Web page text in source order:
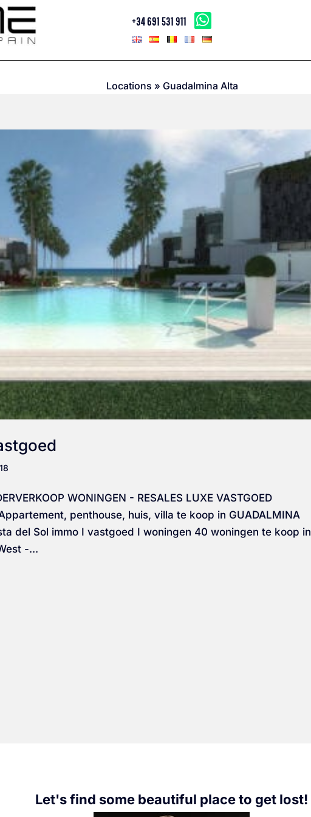
+34 691 531 911
Locations » Guadalmina Alta
WONINGEN - RESALES LUXE VASTGOED
penthouse, huis, villa te koop in GUADALMINA
del Sol immo I vastgoed I woningen 40 woningen te koop in
-...
Let's find some beautiful place to get lost!